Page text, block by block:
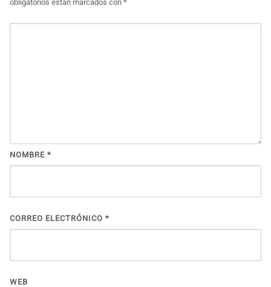
obligatorios están marcados con *
NOMBRE *
CORREO ELECTRÓNICO *
WEB